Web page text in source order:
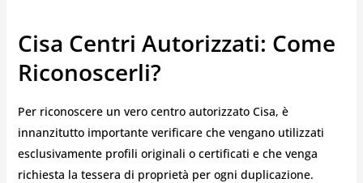
Cisa Centri Autorizzati: Come
Riconoscerli?
Per riconoscere un vero centro autorizzato Cisa, è
innanzitutto importante verificare che vengano utilizzati
esclusivamente profili originali o certificati e che venga
richiesta la tessera di proprietà per ogni duplicazione.